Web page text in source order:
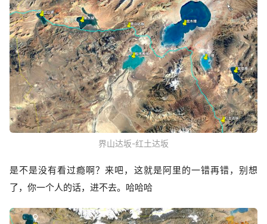
界山达坂-红土达坂
是不是没有看过瘾啊？来吧，这就是阿里的一错再错，别想
了，你一个人的话，进不去。哈哈哈